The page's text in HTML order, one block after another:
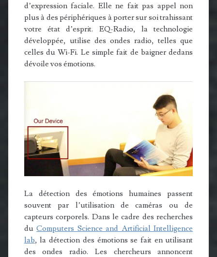
d’expression faciale. Elle ne fait pas appel non
plus à des périphériques à porter sur soi trahissant
votre état d’esprit. EQ-Radio, la technologie
développée, utilise des ondes radio, telles que
celles du Wi-Fi. Le simple fait de baigner dedans
dévoile vos émotions.
La détection des émotions humaines passent
souvent par l’utilisation de caméras ou de
capteurs corporels. Dans le cadre des recherches
duComputers Science and Artificial Intelligence
lab, la détection des émotions se fait en utilisant
des ondes radio. Les chercheurs annoncent